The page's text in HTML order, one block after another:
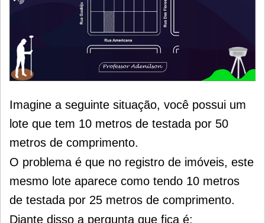
Imagine a seguinte situação, você possui um
lote que tem 10 metros de testada por 50
metros de comprimento.
O problema é que no registro de imóveis, este
mesmo lote aparece como tendo 10 metros
de testada por 25 metros de comprimento.
Diante disso a pergunta que fica é: